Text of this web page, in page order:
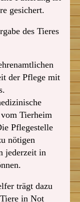
gesichert.
des Tieres
der Pflege mit
Tierheim
Pflegestelle
nötigen
jederzeit in
trägt dazu
in Not